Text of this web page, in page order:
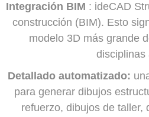
Integración BIM : ideCAD
construcción (BIM). Esto
modelo 3D más grande
disciplinas
Detallado automatizado:
para generar dibujos
refuerzo, dibujos de taller,